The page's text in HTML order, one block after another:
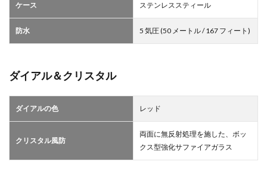
ケース ステンレススティール
防水 5 気圧 (50 メートル / 167 フィート)
ダイアル＆クリスタル
ダイアルの色 レッド
クリスタル風防
両面に無反射処理を施した、ボッ
クス型強化サファイアガラス